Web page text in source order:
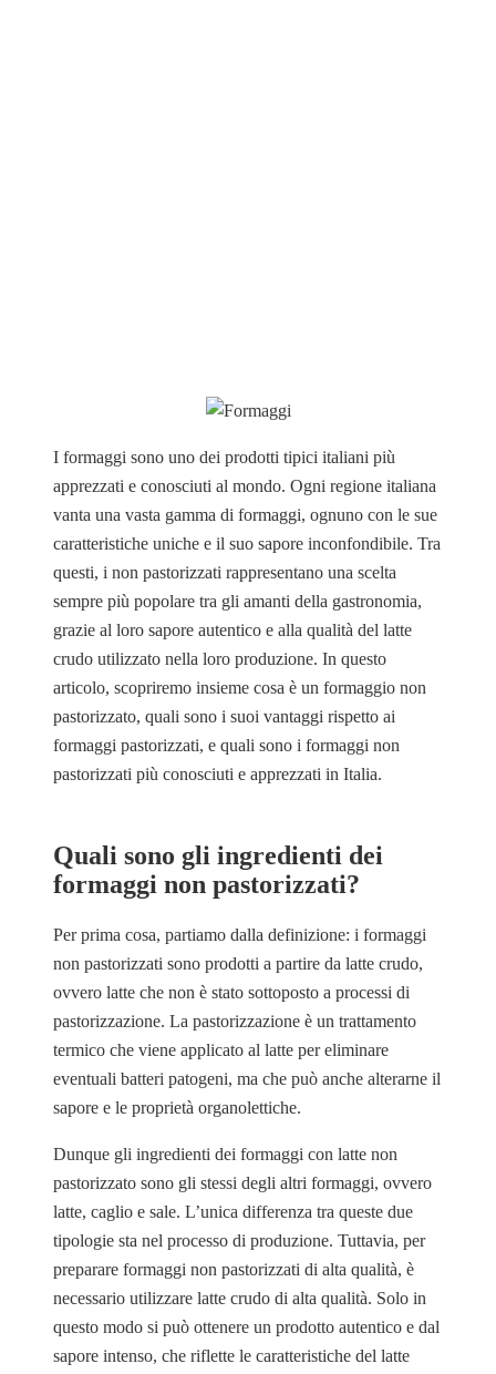
I formaggi sono uno dei prodotti tipici italiani più
apprezzati e conosciuti al mondo. Ogni regione italiana
vanta una vasta gamma di formaggi, ognuno con le sue
caratteristiche uniche e il suo sapore inconfondibile. Tra
questi, i non pastorizzati rappresentano una scelta
sempre più popolare tra gli amanti della gastronomia,
grazie al loro sapore autentico e alla qualità del latte
crudo utilizzato nella loro produzione. In questo
articolo, scopriremo insieme cosa è un formaggio non
pastorizzato, quali sono i suoi vantaggi rispetto ai
formaggi pastorizzati, e quali sono i formaggi non
pastorizzati più conosciuti e apprezzati in Italia.
Quali sono gli ingredienti dei
formaggi non pastorizzati?
Per prima cosa, partiamo dalla definizione: i formaggi
non pastorizzati sono prodotti a partire da latte crudo,
ovvero latte che non è stato sottoposto a processi di
pastorizzazione. La pastorizzazione è un trattamento
termico che viene applicato al latte per eliminare
eventuali batteri patogeni, ma che può anche alterarne il
sapore e le proprietà organolettiche.
Dunque gli ingredienti dei formaggi con latte non
pastorizzato sono gli stessi degli altri formaggi, ovvero
latte, caglio e sale. L’unica differenza tra queste due
tipologie sta nel processo di produzione. Tuttavia, per
preparare formaggi non pastorizzati di alta qualità, è
necessario utilizzare latte crudo di alta qualità. Solo in
questo modo si può ottenere un prodotto autentico e dal
sapore intenso, che riflette le caratteristiche del latte